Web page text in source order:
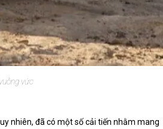
vức
nhiên, đã có một số cải tiến nhằm mang